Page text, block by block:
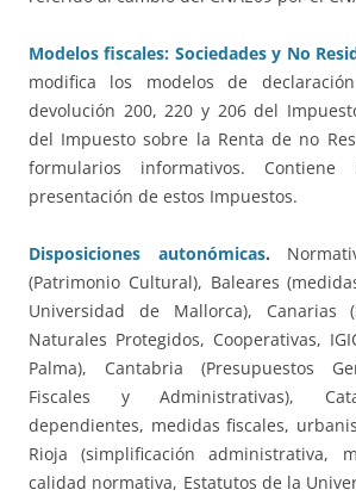
Modelos fiscales: Sociedades y No
modifica los modelos de
devolución 200, 220 y 206 del
del Impuesto sobre la Renta de no
formularios informativos.
presentación de estos Impuestos.
Disposiciones autonómicas.
(Patrimonio Cultural), Baleares
Universidad de Mallorca), Canarias
Naturales Protegidos, Cooperativas,
Palma), Cantabria (Presupuestos
Fiscales y Administrativas),
dependientes, medidas fiscales,
Rioja (simplificación administrativa,
calidad normativa, Estatutos de la